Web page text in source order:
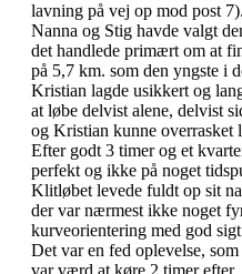
lavning på vej op mod post 7).
Nanna og Stig havde valgt
det handlede primært om at
på 5,7 km. som den yngste i
Kristian lagde usikkert og
at løbe delvist alene, delvist
og Kristian kunne overrasket
Efter godt 3 timer og et
perfekt og ikke på noget
Klitløbet levede fuldt op sit
der var nærmest ikke noget
kurveorientering med god
Det var en fed oplevelse,
var værd at køre 2 timer